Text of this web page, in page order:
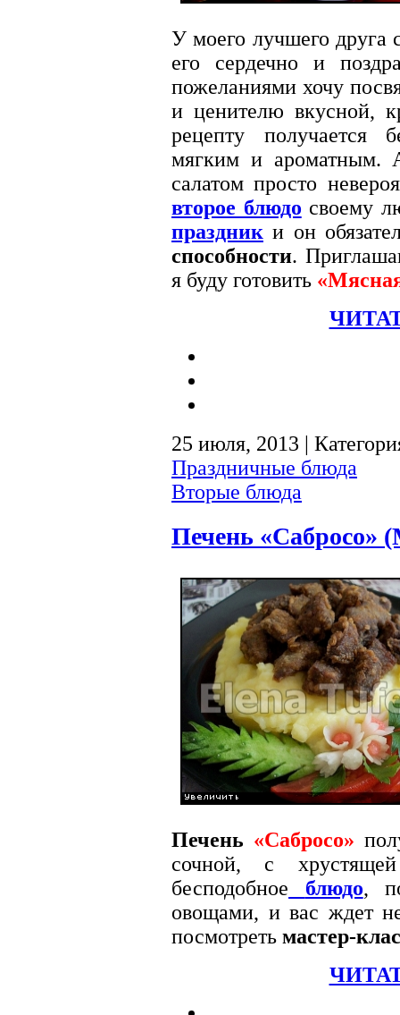
У моего лучшего друга
его сердечно и
пожеланиями хочу
и ценителю вкусной,
рецепту получается
мягким и ароматным.
салатом просто
второе блюдо своему
праздник и он
способности.
я буду готовить
25 июля, 2013 |
Праздничные блюда
Вторые блюда
Печень «Сабросо»
Печень «Сабросо»
сочной, с
бесподобное
блюдо,
овощами, и вас ждет
посмотреть мастер-